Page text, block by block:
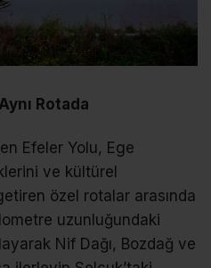
Rotada
Efeler Yolu, Ege
ve kültürel
özel rotalar arasında
uzunluğundaki
Nif Dağı, Bozdağ ve